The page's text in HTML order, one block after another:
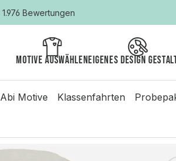
1.976 Bewertungen
Motive auswählenEigenes Design
Abi Motive Klassenfahrten